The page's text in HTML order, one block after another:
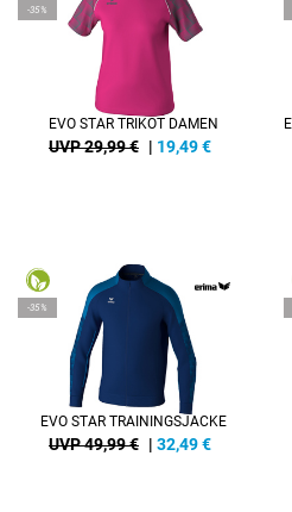
-35%
EVO STAR TRIKOT DAMEN
UVP 29,99 € | 19,49€
-35%
EVO STAR TRAININGSJACKE
UVP 49,99 € | 32,49€